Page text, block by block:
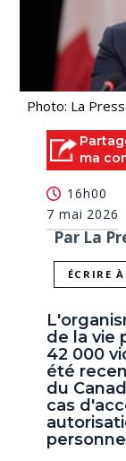
Photo: La
ma
16h00
7 mai 2026
Par La
ÉCRIRE
de la vie
42 000
été
du
cas